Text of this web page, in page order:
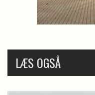
LÆS OGSÅ